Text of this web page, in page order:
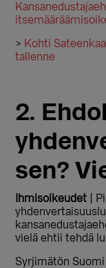
> Kohti
tallenne
2.
sen?
Ihmisoikeudet |
vielä ehtii tehdä
Syrjimätön